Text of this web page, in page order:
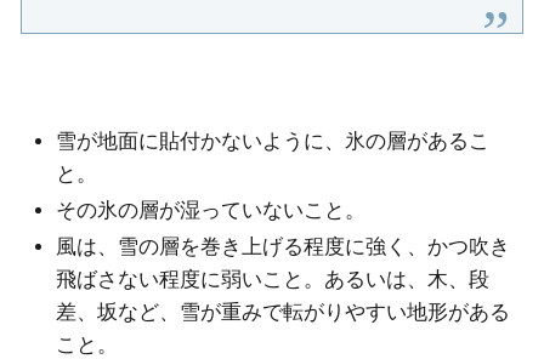
雪が地面に貼付かないように、氷の層があるこ
と。
その氷の層が湿っていないこと。
風は、雪の層を巻き上げる程度に強く、かつ吹き
飛ばさない程度に弱いこと。あるいは、木、段
差、坂など、雪が重みで転がりやすい地形がある
こと。